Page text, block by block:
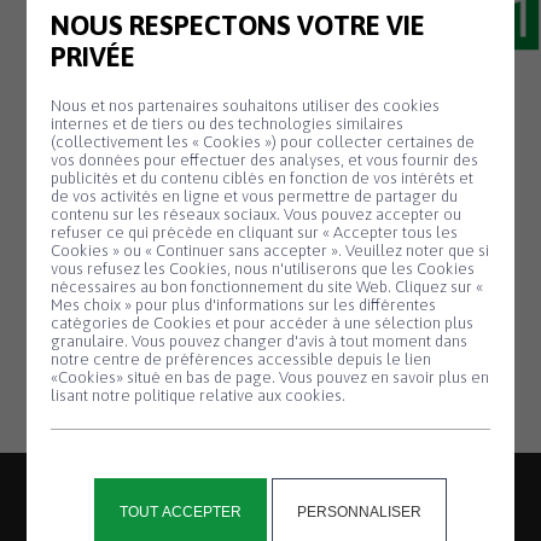
Panneau de gestion des cookies
NOUS RESPECTONS VOTRE VIE
PRIVÉE
Nous et nos partenaires souhaitons utiliser des cookies
internes et de tiers ou des technologies similaires
(collectivement les « Cookies ») pour collecter certaines de
vos données pour effectuer des analyses, et vous fournir des
publicités et du contenu ciblés en fonction de vos intérêts et
de vos activités en ligne et vous permettre de partager du
contenu sur les réseaux sociaux. Vous pouvez accepter ou
refuser ce qui précède en cliquant sur « Accepter tous les
Cookies » ou « Continuer sans accepter ». Veuillez noter que si
vous refusez les Cookies, nous n'utiliserons que les Cookies
nécessaires au bon fonctionnement du site Web. Cliquez sur «
Mes choix » pour plus d'informations sur les différentes
catégories de Cookies et pour accéder à une sélection plus
granulaire. Vous pouvez changer d'avis à tout moment dans
notre centre de préférences accessible depuis le lien
«Cookies» situé en bas de page. Vous pouvez en savoir plus en
lisant notre politique relative aux cookies.
TOUT ACCEPTER PERSONNALISER
03 AvrLE MERRER Patrick
Conseiller Municipal